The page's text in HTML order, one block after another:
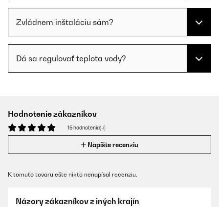
Zvládnem inštaláciu sám?
Dá sa regulovať teplota vody?
Hodnotenie zákazníkov
15 hodnotenia(-í)
Napíšte recenziu
K tomuto tovaru ešte nikto nenapísal recenziu.
Názory zákazníkov z iných krajín